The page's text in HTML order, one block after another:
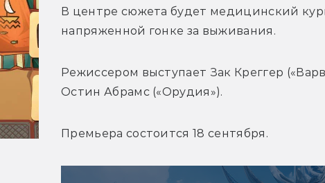
В центре сюжета будет медицинский
напряженной гонке за выживания.
Режиссером выступает Зак Креггер
Остин Абрамс («Орудия»).
Премьера состоится 18 сентября.